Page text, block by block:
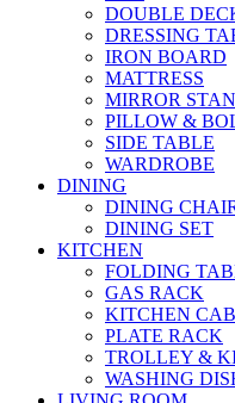
DOUBLE
DRESSING
IRON BOARD
MATTRESS
MIRROR
PILLOW &
SIDE TABLE
WARDROBE
DINING
DINING
DINING SET
KITCHEN
FOLDING
GAS RACK
KITCHEN
PLATE RACK
TROLLEY &
WASHING